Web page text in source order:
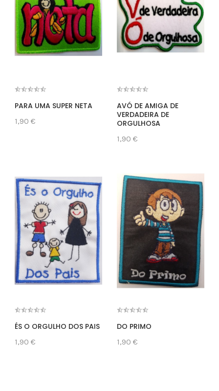
PARA UMA SUPER NETA
1,90 €
AVÓ DE AMIGA DE
VERDADEIRA DE
ORGULHOSA
1,90 €
ÉS O ORGULHO DOS PAIS
1,90 €
DO PRIMO
1,90 €